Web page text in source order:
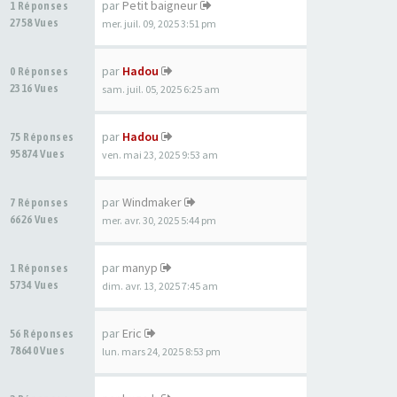
1 Réponses
2758 Vues
par Petit baigneur
mer. juil. 09, 2025 3:51 pm
0 Réponses
2316 Vues
par Hadou
sam. juil. 05, 2025 6:25 am
75 Réponses
95874 Vues
par Hadou
ven. mai 23, 2025 9:53 am
7 Réponses
6626 Vues
parWindmaker
mer. avr. 30, 2025 5:44 pm
1 Réponses
5734 Vues
par manyp
dim. avr. 13, 2025 7:45 am
56 Réponses
78640 Vues
par Eric
lun. mars 24, 2025 8:53 pm